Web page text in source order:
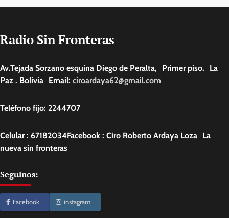
Radio Sin Fronteras
Av.Tejada Sorzano esquina Diego de Peralta, Primer piso. La
Paz . Bolivia Email: ciroardaya62@gmail.com
Teléfono fijo: 2244707
Celular : 67182034Facebook : Ciro Roberto Ardaya Loza La
nueva sin fronteras
Seguinos:
Facebook instagram